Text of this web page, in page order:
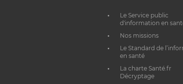
Le Service public
d'information en
Nos missions
Le Standard de
en santé
La charte Santé.fr
Décryptage